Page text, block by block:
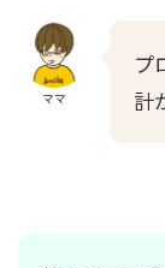
ママ
プ
計